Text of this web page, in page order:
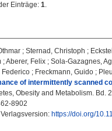
Einträge: 1.
; Sternad, Christoph ;
;Aberer, Felix ; Sola-Gazagnes,
Federico ; Freckmann, Guido ;
of intermittently scanned
Obesity and Metabolism. Bd.
8902
Verlagsversion: https://doi.org/